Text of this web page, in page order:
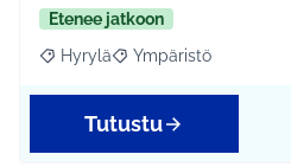
Etenee jatkoon
Rajaa tulokset aihepiirin
Hyrylä Rajaa tulokset teeman
Ympäristö
Tutustu